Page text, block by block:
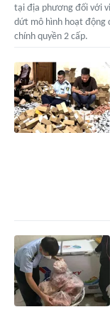
tại địa phương đối với
dứt mô hình hoạt động
chính quyền 2 cấp.